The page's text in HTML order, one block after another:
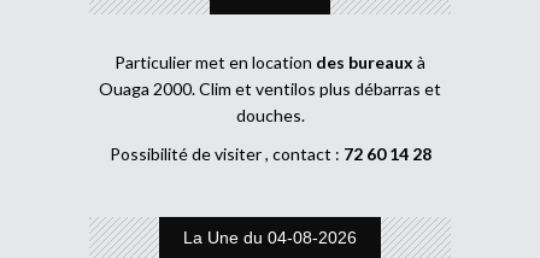
Particulier met en location des bureauxà
Ouaga 2000. Clim et ventilos plus débarras et
douches.
Possibilité de visiter , contact : 72 60 14 28
La Une du 04-08-2026